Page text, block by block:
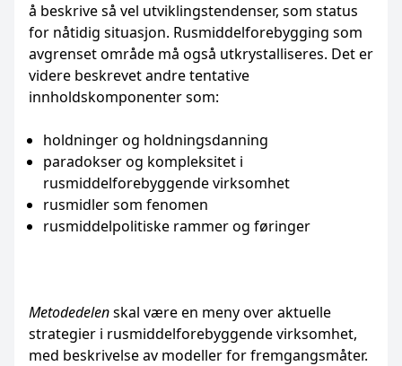
å beskrive så vel utviklingstendenser, som status
for nåtidig situasjon. Rusmiddelforebygging som
avgrenset område må også utkrystalliseres. Det er
videre beskrevet andre tentative
innholdskomponenter som:
holdninger og holdningsdanning
paradokser og kompleksitet i
rusmiddelforebyggende virksomhet
rusmidler som fenomen
rusmiddelpolitiske rammer og føringer
Metodedelenskal være en meny over aktuelle
strategier i rusmiddelforebyggende virksomhet,
med beskrivelse av modeller for fremgangsmåter.